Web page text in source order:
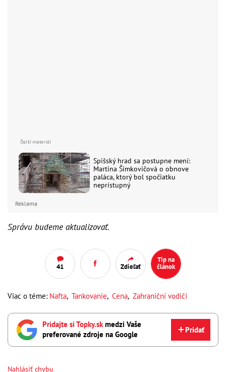
Spišský hrad sa postupne mení:
Martina Šimkovičová o obnove
paláca, ktorý bol spočiatku
neprístupný
Reklama
Správu budeme aktualizovať.
41 Zdieľať
Tip na
článok
Viac o téme: Nafta, Tankovanie, Cena, Zahraniční vodiči
Pridajte si Topky.skmedzi Vaše
preferované zdroje na Google
Pridať
Nahlásiť chybu